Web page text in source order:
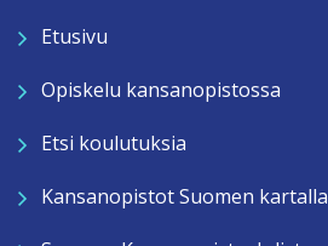
Etusivu
Opiskelu kansanopistossa
Etsi koulutuksia
Kansanopistot Suomen kartalla